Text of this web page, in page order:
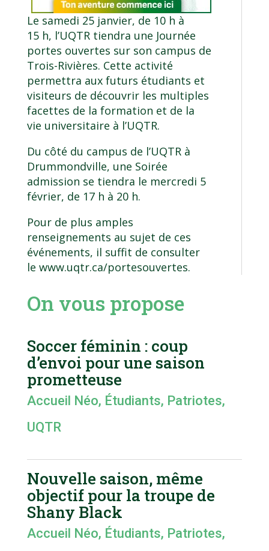
Le samedi 25 janvier, de 10 h à
15 h, l’UQTR tiendra une Journée
portes ouvertes sur son campus de
Trois-Rivières. Cette activité
permettra aux futurs étudiants et
visiteurs de découvrir les multiples
facettes de la formation et de la
vie universitaire à l’UQTR.
Du côté du campus de l’UQTR à
Drummondville, une Soirée
admission se tiendra le mercredi 5
février, de 17 h à 20 h.
Pour de plus amples
renseignements au sujet de ces
événements, il suffit de consulter
le www.uqtr.ca/portesouvertes.
On vous propose
Soccer féminin : coup
d’envoi pour une saison
prometteuse
Accueil Néo, Étudiants, Patriotes,
UQTR
Nouvelle saison, même
objectif pour la troupe de
Shany Black
Accueil Néo, Étudiants, Patriotes,